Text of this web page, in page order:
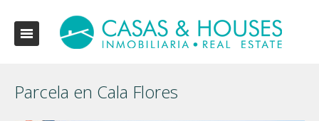
Parcela en Cala Flores